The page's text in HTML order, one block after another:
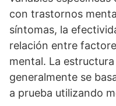
con trastornos
sí­ntomas, la
relación entre
mental. La
generalmente se
a prueba utilizando